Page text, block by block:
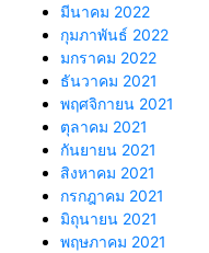
มีนาคม 2022
กุมภาพันธ์ 2022
มกราคม 2022
ธันวาคม 2021
พฤศจิกายน 2021
ตุลาคม 2021
กันยายน 2021
สิงหาคม 2021
กรกฎาคม 2021
มิถุนายน 2021
พฤษภาคม 2021